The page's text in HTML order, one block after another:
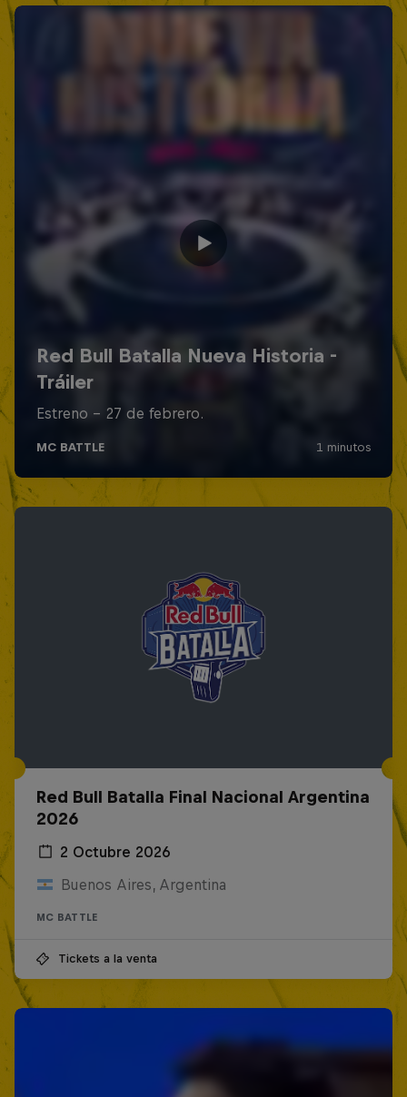
Red Bull Batalla Final Nacional Argentina
2026
2 Octubre 2026
Buenos Aires, Argentina
MC BATTLE
Tickets a la venta